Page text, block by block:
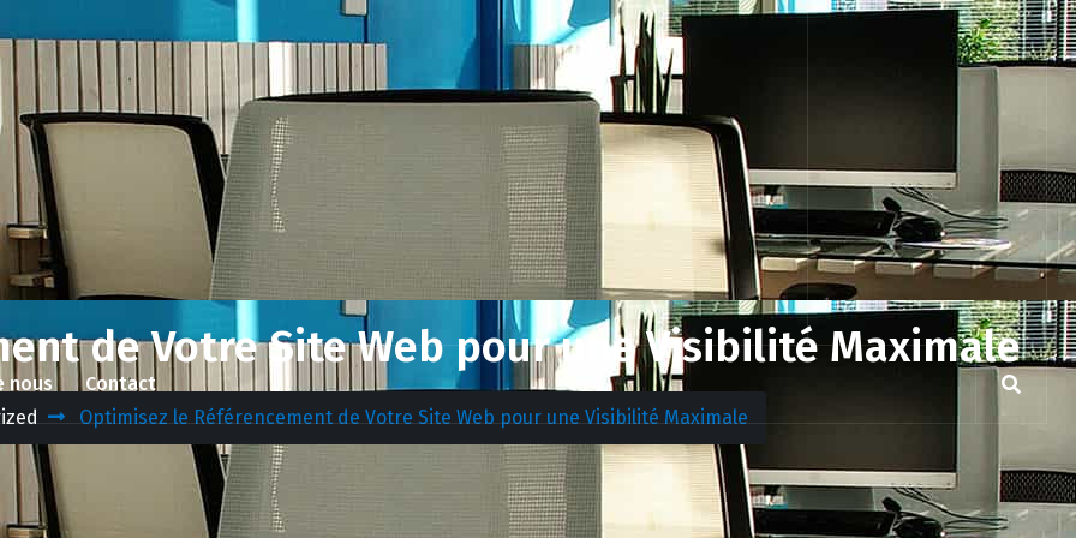
nous Contact
de Votre Site Web pour une Visibilité Maximale
Optimisez le Référencement de Votre Site Web pour une Visibilité Maximale